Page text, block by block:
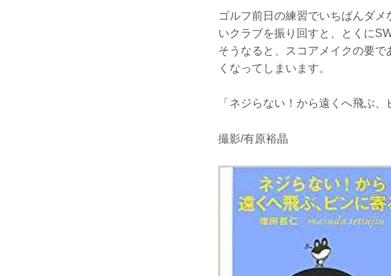
ゴルフ前日の練習でいちばんダ
いクラブを振り回すと、とくに
そうなると、スコアメイクの要
くなってしまいます。
「ネジらない！から遠くへ飛ぶ
撮影/有原裕晶